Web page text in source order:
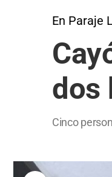
En Paraje
dos
Cinco